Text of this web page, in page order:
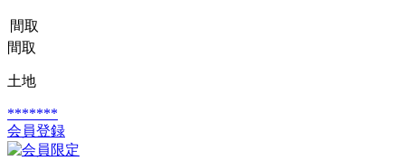
間取
間取
土地
*******
会員登録